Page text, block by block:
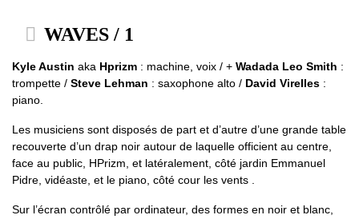
WAVES / 1
Kyle Austin aka Hprizm : machine, voix / + Wadada Leo Smith :
trompette / Steve Lehman : saxophone alto / David Virelles :
piano.
Les musiciens sont disposés de part et d’autre d’une grande table
recouverte d’un drap noir autour de laquelle officient au centre,
face au public, HPrizm, et latéralement, côté jardin Emmanuel
Pidre, vidéaste, et le piano, côté cour les vents .
Sur l’écran contrôlé par ordinateur, des formes en noir et blanc,